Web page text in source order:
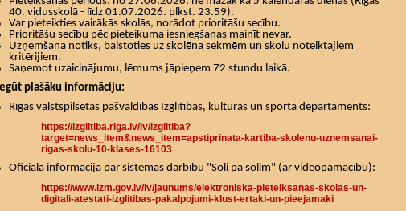
40. vidusskolā - līdz 01.07.2026. plkst. 23.59).
Var pieteikties vairākās skolās, norādot prioritāšu secību.
Prioritāšu secību pēc pieteikuma iesniegšanas mainīt nevar.
Uzņemšana notiks, balstoties uz skolēna sekmēm un skolu noteiktajiem
kritērijiem.
Saņemot uzaicinājumu, lēmums jāpieņem 72 stundu laikā.
plašāku informāciju:
Rīgas valstspilsētas pašvaldības Izglītības, kultūras un sporta departaments:
https://izglitiba.riga.lv/lv/izglitiba?
target=news_item&news_item=apstiprinata-kartiba-skolenu-uznemsanai-
rigas-skolu-10-klases-16103
Oficiālā informācija par sistēmas darbību "Soli pa solim" (ar videopamācību):
https://www.izm.gov.lv/lv/jaunums/elektroniska-pieteiksanas-skolas-un-
digitali-atestati-izglitibas-pakalpojumi-klust-ertaki-un-pieejamaki